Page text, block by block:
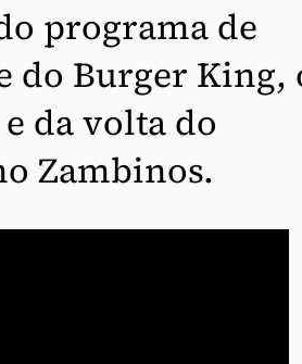
programa de
do Burger King,
da volta do
Zambinos.